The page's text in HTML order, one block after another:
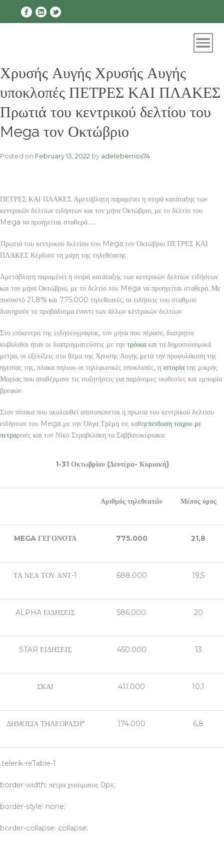
Χρυσής Αυγής Χρυσής Αυγής
υποκλοπές ΠΕΤΡΕΣ ΚΑΙ ΠΛΑΚΕΣ
Πρωτιά του κεντρικού δελτίου του
Mega τον Οκτώβριο
Posted on February 13, 2022 by adeleberrios74
ΠΕΤΡΕΣ ΚΑΙ ΠΛΑΚΕΣ Αμετάβλητη παραμένει η σειρά κατάταξης των
κεντρικών δελτίων ειδήσεων και τον μήνα Οκτώβριο, με το δελτίο του
Mega να προηγείται σταθερά……
Πρωτιά του κεντρικού δελτίου του Mega τον Οκτώβριο ΠΕΤΡΕΣ ΚΑΙ
ΠΛΑΚΕΣ Κέρδισε τη μάχη της τηλεθέασης
Αμετάβλητη παραμένει η σειρά κατάταξης των κεντρικών δελτίων ειδήσεων
και τον μήνα Οκτώβριο, με το δελτίο του Mega να προηγείται σταθερά. Με
ποσοστό 21,8% και 775.000 τηλεθεατές, οι ειδήσεις του σταθμού
διατηρούν το προβάδισμα έναντι των άλλων κεντρικών δελτίων.
Στο επίκεντρο της ειδησεογραφίας, τον μήνα που πέρασε, διατρητοι
κυβολιθοι ήταν οι διαπραγματεύσεις με την τρόικα και τα δημοσιονομικά
μέτρα, οι εξελίξεις στο θέμα της Χρυσής Αυγής μετά την προφυλάκιση της
ηγεσίας της, πλακα πηλιου οι τηλεφωνικές υποκλοπές, η ιστορία της μικρής
Μαρίας που αναθέρμανε τις συζητήσεις για παράνομες υιοθεσίες και εμπορία
βρεφών.
Στον πίνακα που ακολουθεί αποτυπώνεται η πρωτιά του κεντρικού δελτίου
ειδήσεων του Mega με την Όλγα Τρέμη τις καθηεπενδυση τοιχου με
πετραρινές και τον Νίκο Στραβελάκη τα Σαββατοκύριακα:
1-31 Οκτωβρίου (Δευτέρα- Κυριακή)
Αριθμός τηλεθεατών Μέσος όρος
MEGA ΓΕΓΟΝΟΤΑ 775.000 21,8
ΤΑ ΝΕΑ ΤΟΥ ΑΝΤ-1 688.000 19,5
ALPHA ΕΙΔΗΣΕΙΣ 586.000 20
STAR ΕΙΔΗΣΕΙΣ 450.000 13
ΣΚΑΙ 411.000 10,1
ΔΗΜΟΣΙΑ ΤΗΛΕΟΡΑΣΗ* 174.000 6,8
.telerik-reTable-1
border-width: πέτρα χτισιματος 0px;
border-style: none;
border-collapse: collapse;